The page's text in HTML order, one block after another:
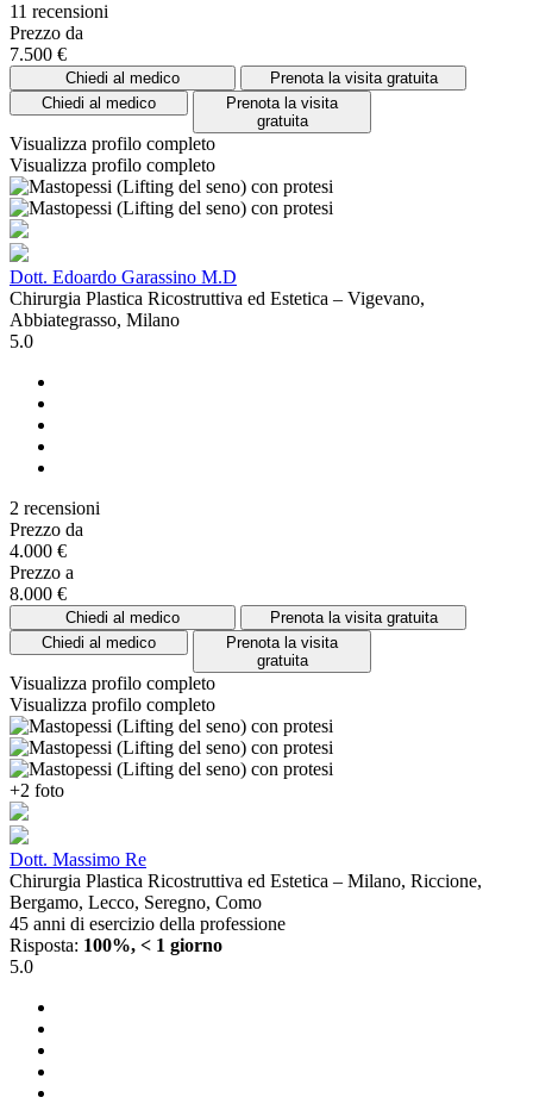
11 recensioni
Prezzo da
7.500 €
Chiedi al medico
Prenota la visita gratuita
Chiedi al medico
Prenota la visita
gratuita
Visualizza profilo completo
Visualizza profilo completo
Dott. Edoardo Garassino M.D
Chirurgia Plastica Ricostruttiva ed Estetica – Vigevano,
Abbiategrasso, Milano
5.0
2 recensioni
Prezzo da
4.000 €
Prezzo a
8.000 €
Chiedi al medico
Prenota la visita gratuita
Chiedi al medico
Prenota la visita
gratuita
Visualizza profilo completo
Visualizza profilo completo
+2 foto
Dott. Massimo Re
Chirurgia Plastica Ricostruttiva ed Estetica – Milano, Riccione,
Bergamo, Lecco, Seregno, Como
45 anni di esercizio della professione
Risposta: 100%, < 1 giorno
5.0